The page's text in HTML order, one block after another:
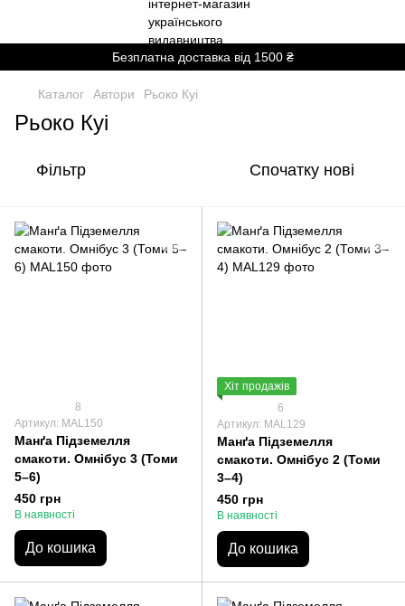
Безплатна доставка від 1500 ₴
Каталог Автори Рьоко Куі
Рьоко Куі
Фільтр Спочатку нові
8
Артикул: MAL150
Манґа Підземелля
смакоти. Омнібус 3 (Томи
5–6)
450 грн
В наявності
До кошика
Хіт продажів
6
Артикул: MAL129
Манґа Підземелля
смакоти. Омнібус 2 (Томи
3–4)
450 грн
В наявності
До кошика